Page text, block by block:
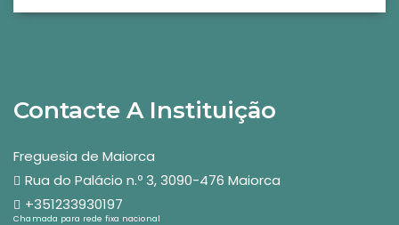
Contacte A Instituição
Freguesia de Maiorca
Rua do Palácio n.º 3, 3090-476 Maiorca
+351233930197
Chamada para rede fixa nacional